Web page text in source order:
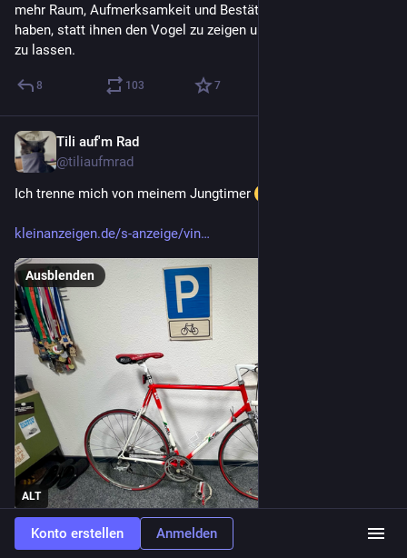
mehr Raum, Aufmerksamkeit und Bestätigung geschenkt
haben, statt ihnen den Vogel zu zeigen und sie einfach stehen
zu lassen.
8 103 7
Tili auf'm Rad
@tiliaufmrad
Ich trenne mich von meinem Jungtimer
kleinanzeigen.de/s-anzeige/vin
ALT
Ausblenden
1 1
Konto erstellen Anmelden